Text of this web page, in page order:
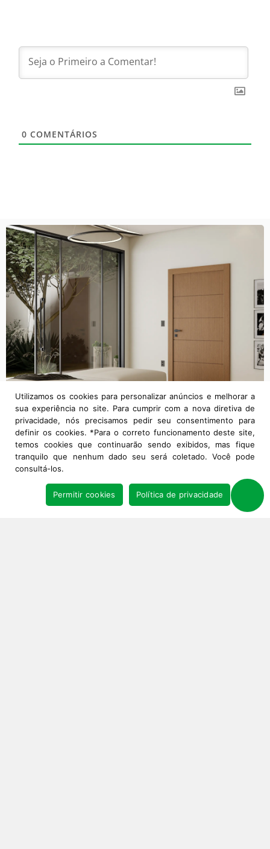
0 COMENTÁRIOS
Utilizamos os cookies para personalizar anúncios e melhorar a
sua experiência no site. Para cumprir com a nova diretiva de
privacidade, nós precisamos pedir seu consentimento para
definir os cookies. *Para o correto funcionamento deste site,
temos cookies que continuarão sendo exibidos, mas fique
tranquilo que nenhum dado seu será coletado. Você pode
consultá-los.
Permitir cookies Política de privacidade